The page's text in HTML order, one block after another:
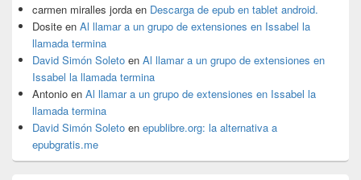
carmen miralles jorda en Descarga de epub en tablet android.
Dosite en Al llamar a un grupo de extensiones en Issabel la
llamada termina
David Simón Soleto en Al llamar a un grupo de extensiones en
Issabel la llamada termina
Antonio en Al llamar a un grupo de extensiones en Issabel la
llamada termina
David Simón Soleto en epublibre.org: la alternativa a
epubgratis.me